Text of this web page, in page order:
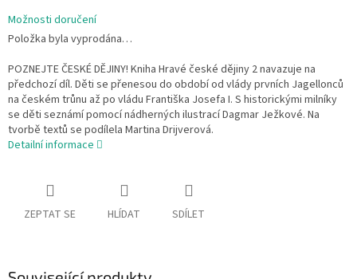
Možnosti doručení
Položka byla vyprodána…
POZNEJTE ČESKÉ DĚJINY! Kniha Hravé české dějiny 2 navazuje na
předchozí díl. Děti se přenesou do období od vlády prvních Jagellonců
na českém trůnu až po vládu Františka Josefa I. S historickými milníky
se děti seznámí pomocí nádherných ilustrací Dagmar Ježkové. Na
tvorbě textů se podílela Martina Drijverová.
Detailní informace
ZEPTAT SE HLÍDAT SDÍLET